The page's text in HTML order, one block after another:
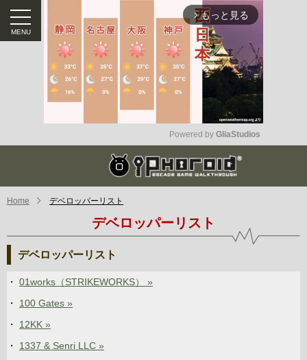
arrow_forward_ios もっと見る
Mute
Powered by GliaStudios
Home デベロッパーリスト
デベロッパーリスト
デベロッパーリスト
01works（STRIKEWORKS） »
100 Gates »
12KK »
1337 & Senri LLC »